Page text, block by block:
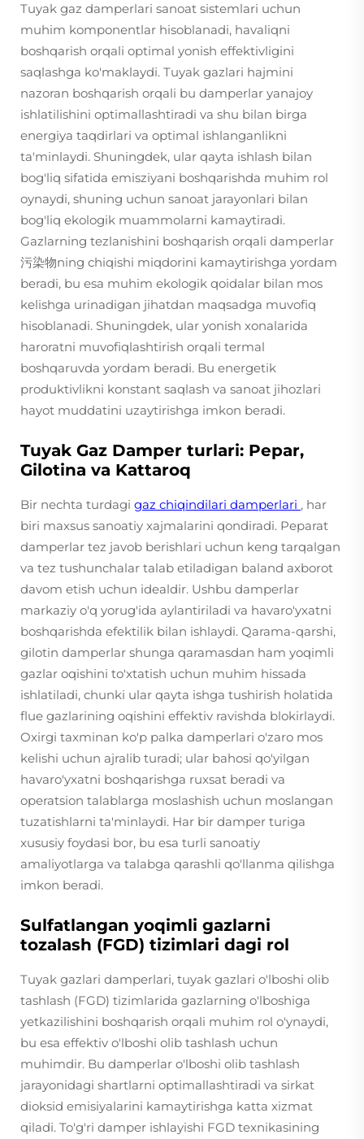
Tuyak gaz damperlari sanoat sistemlari uchun
muhim komponentlar hisoblanadi, havaliqni
boshqarish orqali optimal yonish effektivligini
saqlashga ko'maklaydi. Tuyak gazlari hajmini
nazoran boshqarish orqali bu damperlar yanajoy
ishlatilishini optimallashtiradi va shu bilan birga
energiya taqdirlari va optimal ishlanganlikni
ta'minlaydi. Shuningdek, ular qayta ishlash bilan
bog'liq sifatida emisziyani boshqarishda muhim rol
oynaydi, shuning uchun sanoat jarayonlari bilan
bog'liq ekologik muammolarni kamaytiradi.
Gazlarning tezlanishini boshqarish orqali damperlar
污染物ning chiqishi miqdorini kamaytirishga yordam
beradi, bu esa muhim ekologik qoidalar bilan mos
kelishga urinadigan jihatdan maqsadga muvofiq
hisoblanadi. Shuningdek, ular yonish xonalarida
haroratni muvofiqlashtirish orqali termal
boshqaruvda yordam beradi. Bu energetik
produktivlikni konstant saqlash va sanoat jihozlari
hayot muddatini uzaytirishga imkon beradi.
Tuyak Gaz Damper turlari: Pepar,
Gilotina va Kattaroq
Bir nechta turdagi gaz chiqindilari damperlari , har
biri maxsus sanoatiy xajmalarini qondiradi. Peparat
damperlar tez javob berishlari uchun keng tarqalgan
va tez tushunchalar talab etiladigan baland axborot
davom etish uchun idealdir. Ushbu damperlar
markaziy o'q yorug'ida aylantiriladi va havaro'yxatni
boshqarishda efektilik bilan ishlaydi. Qarama-qarshi,
gilotin damperlar shunga qaramasdan ham yoqimli
gazlar oqishini to'xtatish uchun muhim hissada
ishlatiladi, chunki ular qayta ishga tushirish holatida
flue gazlarining oqishini effektiv ravishda blokirlaydi.
Oxirgi taxminan ko'p palka damperlari o'zaro mos
kelishi uchun ajralib turadi; ular bahosi qo'yilgan
havaro'yxatni boshqarishga ruxsat beradi va
operatsion talablarga moslashish uchun moslangan
tuzatishlarni ta'minlaydi. Har bir damper turiga
xususiy foydasi bor, bu esa turli sanoatiy
amaliyotlarga va talabga qarashli qo'llanma qilishga
imkon beradi.
Sulfatlangan yoqimli gazlarni
tozalash (FGD) tizimlari dagi rol
Tuyak gazlari damperlari, tuyak gazlari o'lboshi olib
tashlash (FGD) tizimlarida gazlarning o'lboshiga
yetkazilishini boshqarish orqali muhim rol o'ynaydi,
bu esa effektiv o'lboshi olib tashlash uchun
muhimdir. Bu damperlar o'lboshi olib tashlash
jarayonidagi shartlarni optimallashtiradi va sirkat
dioksid emisiyalarini kamaytirishga katta xizmat
qiladi. To'g'ri damper ishlayishi FGD texnikasining